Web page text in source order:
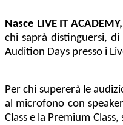
Nasce LIVE IT
chi saprà distinguersi, di
Audition Days presso i
Per chi supererà le
al microfono con
Class e la Premium